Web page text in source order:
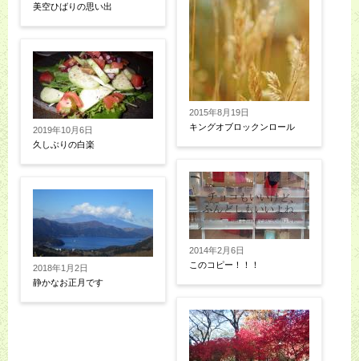
美空ひばりの思い出
2019年10月6日
久しぶりの白楽
2018年1月2日
静かなお正月です
2015年8月19日
キングオブロックンロール
2014年2月6日
このコピー！！！